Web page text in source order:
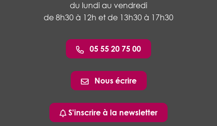
du lundi au vendredi
de 8h30 à 12h et de 13h30 à 17h30
05 55 20 75 00
Nous écrire
S'inscrire à la newsletter